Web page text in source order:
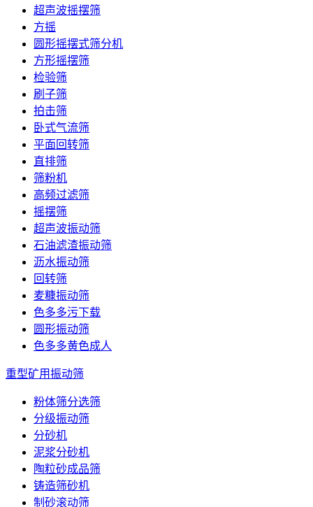
超声波摇摆筛
方摇
圆形摇摆式筛分机
方形摇摆筛
检验筛
刷子筛
拍击筛
卧式气流筛
平面回转筛
直排筛
筛粉机
高频过滤筛
摇摆筛
超声波振动筛
石油滤渣振动筛
沥水振动筛
回转筛
麦糠振动筛
色多多污下载
圆形振动筛
色多多黄色成人
重型矿用振动筛
粉体筛分选筛
分级振动筛
分砂机
泥浆分砂机
陶粒砂成品筛
铸造筛砂机
制砂滚动筛